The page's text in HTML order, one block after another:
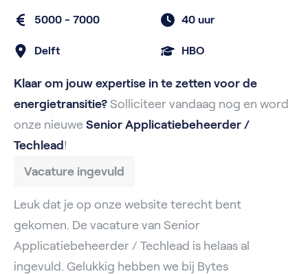
5000 - 7000 40 uur
Delft HBO
Klaar om jouw expertise in te zetten voor de
energietransitie? Solliciteer vandaag nog en word
onze nieuwe Senior Applicatiebeheerder /
Techlead !
Vacature ingevuld
Leuk dat je op onze website terecht bent
gekomen. De vacature van Senior
Applicatiebeheerder / Techlead is helaas al
ingevuld. Gelukkig hebben we bij Bytes